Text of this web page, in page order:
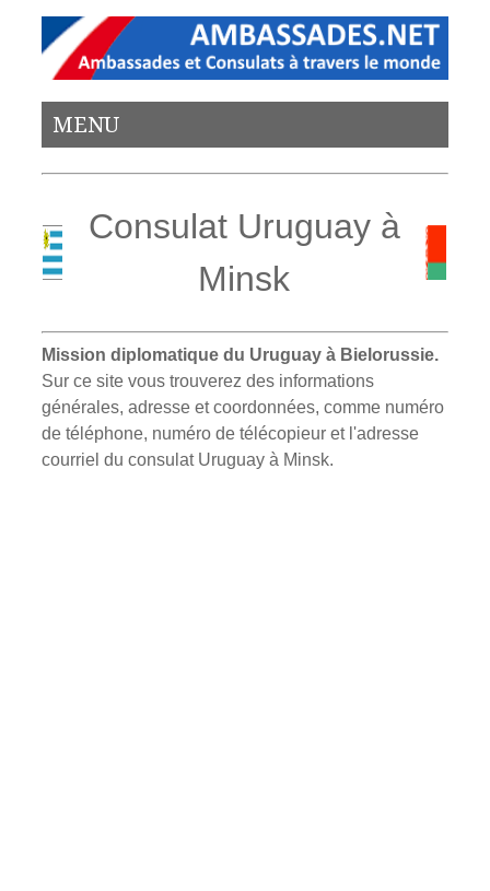
MENU
Consulat Uruguay à
Minsk
Mission diplomatique du Uruguay à Bielorussie.
Sur ce site vous trouverez des informations
générales, adresse et coordonnées, comme numéro
de téléphone, numéro de télécopieur et l'adresse
courriel du consulat Uruguay à Minsk.